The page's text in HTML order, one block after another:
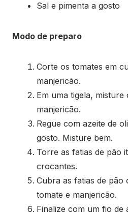
Sal e pimenta a gosto
Modo de preparo
Corte os tomates em
manjericão.
Em uma tigela,
manjericão.
Regue com azeite de
gosto. Misture bem.
Torre as fatias de pão
crocantes.
Cubra as fatias de pão
tomate e manjericão.
Finalize com um fio de